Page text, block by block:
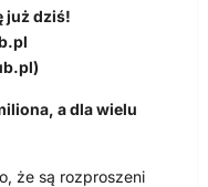
już dziś!
a dla wielu
że są rozproszeni